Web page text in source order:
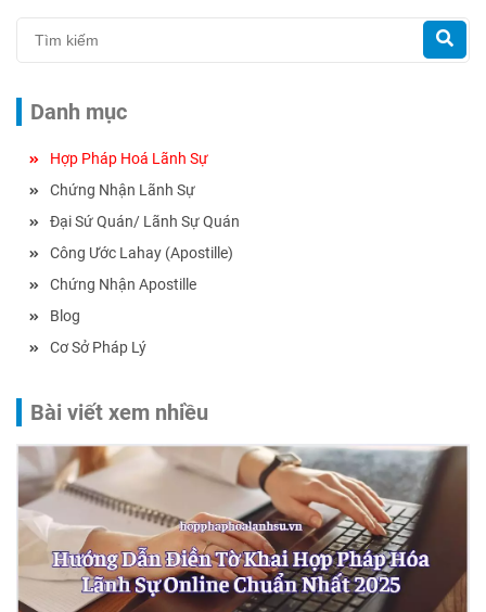
Danh mục
Hợp Pháp Hoá Lãnh Sự
Chứng Nhận Lãnh Sự
Đại Sứ Quán/ Lãnh Sự Quán
Công Ước Lahay (Apostille)
Chứng Nhận Apostille
Blog
Cơ Sở Pháp Lý
Bài viết xem nhiều